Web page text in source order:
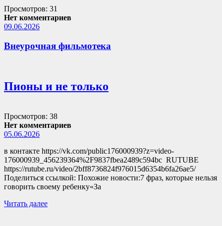
Просмотров: 31
Нет комментариев
09.06.2026
Внеурочная фильмотека
Пионы и не только
Просмотров: 38
Нет комментариев
05.06.2026
в контакте https://vk.com/public176000939?z=video-
176000939_456239364%2F9837fbea2489c594bc RUTUBE
https://rutube.ru/video/2bff8736824f976015d6354b6fa26ae5/
Поделиться ссылкой: Похожие новости:7 фраз, которые нельзя
говорить своему ребенку«За
Читать далее